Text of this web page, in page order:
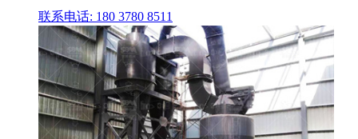
联系电话: 180 3780 8511